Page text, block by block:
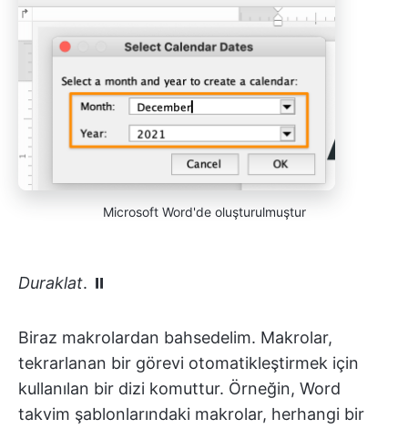
Microsoft Word'de oluşturulmuştur
Duraklat. ⏸
Biraz makrolardan bahsedelim. Makrolar,
tekrarlanan bir görevi otomatikleştirmek için
kullanılan bir dizi komuttur. Örneğin, Word
takvim şablonlarındaki makrolar, herhangi bir